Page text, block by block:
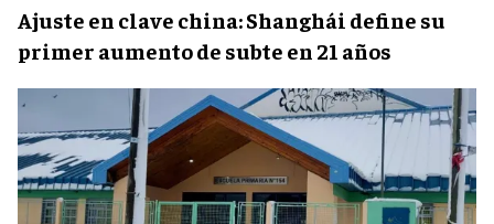
Ajuste en clave china: Shanghái define su
primer aumento de subte en 21 años